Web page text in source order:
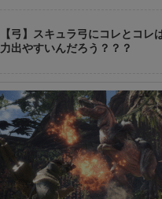
【弓】スキュラ弓にコレとコレ
力出やすいんだろう？？？